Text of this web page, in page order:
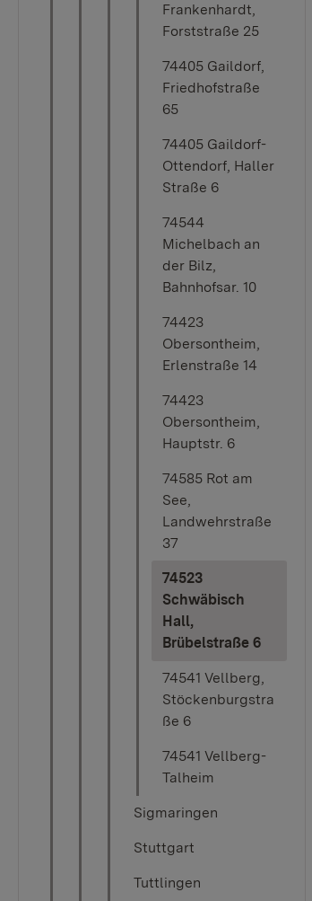
Frankenhardt,
Forststraße 25
74405 Gaildorf,
Friedhofstraße
65
74405 Gaildorf-
Ottendorf, Haller
Straße 6
74544
Michelbach an
der Bilz,
Bahnhofsar. 10
74423
Obersontheim,
Erlenstraße 14
74423
Obersontheim,
Hauptstr. 6
74585 Rot am
See,
Landwehrstraße
37
74523
Schwäbisch
Hall,
Brübelstraße 6(current)
74541 Vellberg,
Stöckenburgstra
ße 6
74541 Vellberg-
Talheim
Sigmaringen
Stuttgart
Tuttlingen